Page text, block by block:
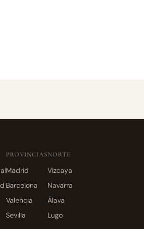
PROVINCIAS
Madrid
Barcelona
Valencia
Sevilla
NORTE
Vizcaya
Navarra
Álava
Lugo